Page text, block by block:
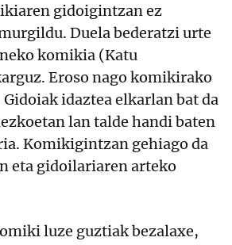
gidoigintzan ez
Duela bederatzi urte
komikia (Katu
Eroso nago komikirako
idaztea elkarlan bat da
lan talde handi baten
Komikigintzan gehiago da
eta gidoilariaren arteko
luze guztiak bezalaxe,